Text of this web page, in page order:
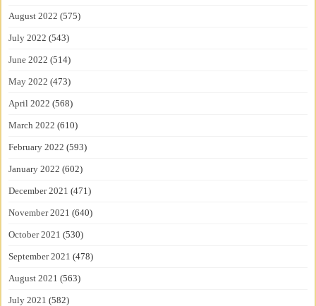
August 2022 (575)
July 2022 (543)
June 2022 (514)
May 2022 (473)
April 2022 (568)
March 2022 (610)
February 2022 (593)
January 2022 (602)
December 2021 (471)
November 2021 (640)
October 2021 (530)
September 2021 (478)
August 2021 (563)
July 2021 (582)